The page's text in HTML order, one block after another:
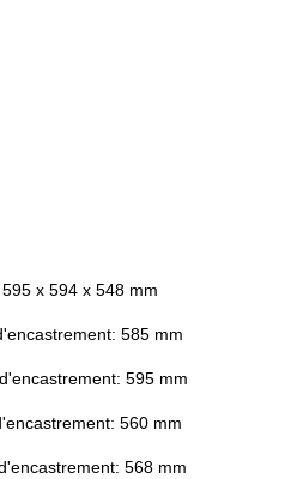
x 594 x 548 mm
585 mm
595 mm
560 mm
568 mm